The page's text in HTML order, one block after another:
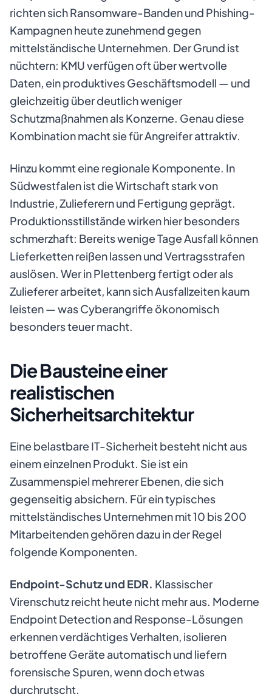
richten sich Ransomware-Banden und Phishing-
Kampagnen heute zunehmend gegen
mittelständische Unternehmen. Der Grund ist
nüchtern: KMU verfügen oft über wertvolle
Daten, ein produktives Geschäftsmodell — und
gleichzeitig über deutlich weniger
Schutzmaßnahmen als Konzerne. Genau diese
Kombination macht sie für Angreifer attraktiv.
Hinzu kommt eine regionale Komponente. In
Südwestfalen ist die Wirtschaft stark von
Industrie, Zulieferern und Fertigung geprägt.
Produktionsstillstände wirken hier besonders
schmerzhaft: Bereits wenige Tage Ausfall können
Lieferketten reißen lassen und Vertragsstrafen
auslösen. Wer in Plettenberg fertigt oder als
Zulieferer arbeitet, kann sich Ausfallzeiten kaum
leisten — was Cyberangriffe ökonomisch
besonders teuer macht.
Die Bausteine einer
realistischen
Sicherheitsarchitektur
Eine belastbare IT-Sicherheit besteht nicht aus
einem einzelnen Produkt. Sie ist ein
Zusammenspiel mehrerer Ebenen, die sich
gegenseitig absichern. Für ein typisches
mittelständisches Unternehmen mit 10 bis 200
Mitarbeitenden gehören dazu in der Regel
folgende Komponenten.
Endpoint-Schutz und EDR. Klassischer
Virenschutz reicht heute nicht mehr aus. Moderne
Endpoint Detection and Response-Lösungen
erkennen verdächtiges Verhalten, isolieren
betroffene Geräte automatisch und liefern
forensische Spuren, wenn doch etwas
durchrutscht.